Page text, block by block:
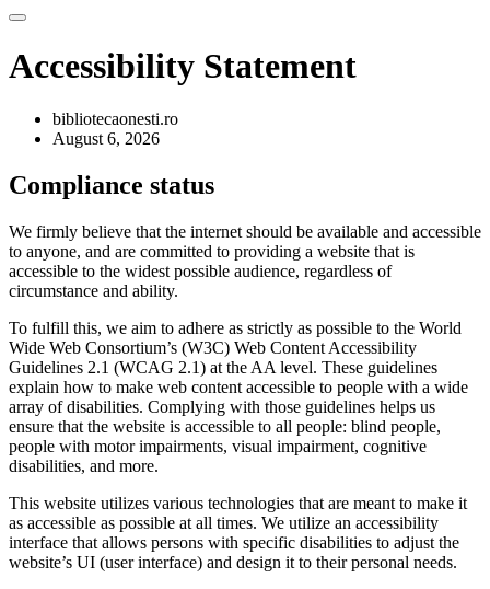
Accessibility Statement
bibliotecaonesti.ro
August 6, 2026
Compliance status
We firmly believe that the internet should be available and accessible
to anyone, and are committed to providing a website that is
accessible to the widest possible audience, regardless of
circumstance and ability.
To fulfill this, we aim to adhere as strictly as possible to the World
Wide Web Consortium’s (W3C) Web Content Accessibility
Guidelines 2.1 (WCAG 2.1) at the AA level. These guidelines
explain how to make web content accessible to people with a wide
array of disabilities. Complying with those guidelines helps us
ensure that the website is accessible to all people: blind people,
people with motor impairments, visual impairment, cognitive
disabilities, and more.
This website utilizes various technologies that are meant to make it
as accessible as possible at all times. We utilize an accessibility
interface that allows persons with specific disabilities to adjust the
website’s UI (user interface) and design it to their personal needs.